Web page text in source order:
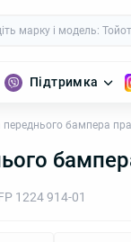
Підтримка
переднього бампера
1224 914-01